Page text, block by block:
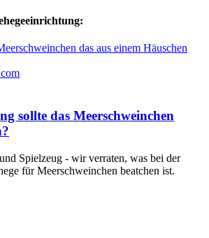
sollte das Meerschweinchen
Spielzeug - wir verraten, was bei der
für Meerschweinchen beatchen ist.